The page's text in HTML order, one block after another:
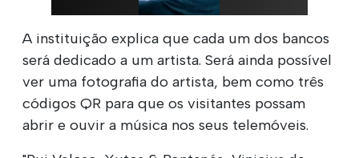
A instituição explica que cada um dos bancos
será dedicado a um artista. Será ainda possível
ver uma fotografia do artista, bem como três
códigos QR para que os visitantes possam
abrir e ouvir a música nos seus telemóveis.